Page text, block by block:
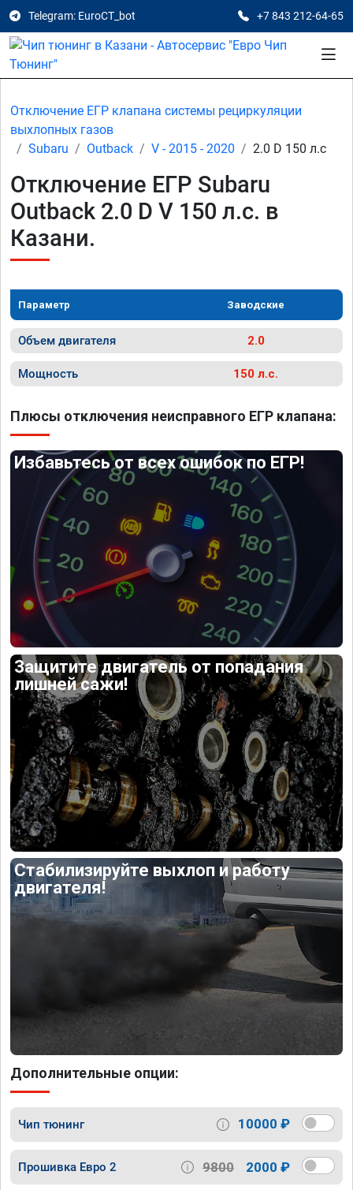
Telegram: EuroCT_bot +7 843 212-64-65
Отключение ЕГР клапана системы рециркуляции
выхлопных газов
Subaru
Outback V - 2015 - 2020 2.0 D 150 л.с
Отключение ЕГР Subaru
Outback 2.0 D V 150 л.с. в
Казани.
Параметр Заводские
Объем двигателя 2.0
Мощность 150 л.с.
Плюсы отключения неисправного ЕГР клапана:
Избавьтесь от всех ошибок по ЕГР!
Защитите двигатель от попадания
лишней сажи!
Стабилизируйте выхлоп и работу
двигателя!
Дополнительные опции:
Чип тюнинг 10000 ₽
Прошивка Евро 2 9800 2000 ₽